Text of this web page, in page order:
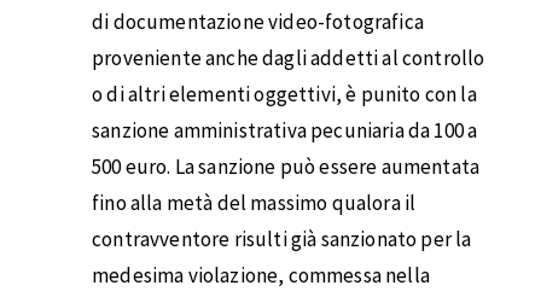
di documentazione video-fotografica
proveniente anche dagli addetti al controllo
o di altri elementi oggettivi, è punito con la
sanzione amministrativa pecuniaria da 100 a
500 euro. La sanzione può essere aumentata
fino alla metà del massimo qualora il
contravventore risulti già sanzionato per la
medesima violazione, commessa nella